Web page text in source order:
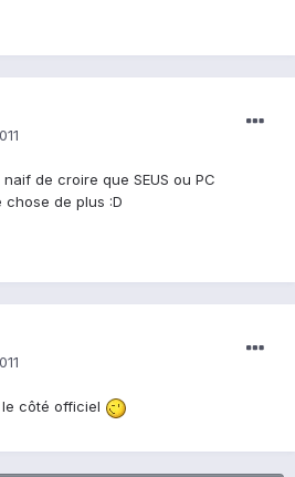
de croire que SEUS ou PC
de plus :D
côté officiel